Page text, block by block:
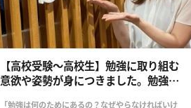
【高校受験～高校生】勉強に取り組む
意欲や姿勢が身につきました。勉強に
「勉強は何のためにあるの？なぜやらなければいけ